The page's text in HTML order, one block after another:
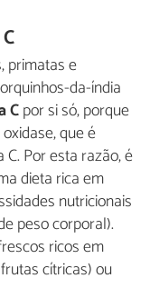
primatas e
da-índia
Cpor si só, porque
que é
Por esta razão, é
dieta rica em
nutricionais
peso corporal).
ricos em
cítricas) ou